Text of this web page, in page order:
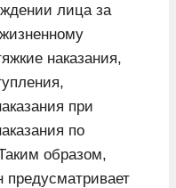
лица за
наказания,
при
по
образом,
предусматривает